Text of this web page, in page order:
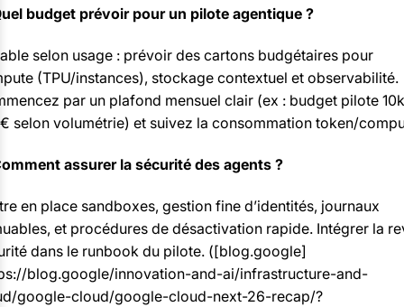
budget prévoir pour un pilote agentique ?
selon usage : prévoir des cartons budgétaires pour
(TPU/instances), stockage contextuel et observabilité.
par un plafond mensuel clair (ex : budget pilote
selon volumétrie) et suivez la consommation token/
assurer la sécurité des agents ?
en place sandboxes, gestion fine d’identités, journaux
et procédures de désactivation rapide. Intégrer la
dans le runbook du pilote. ([blog.google]
blog.google/innovation-and-ai/infrastructure-and-
google-cloud/google-cloud-next-26-recap/?